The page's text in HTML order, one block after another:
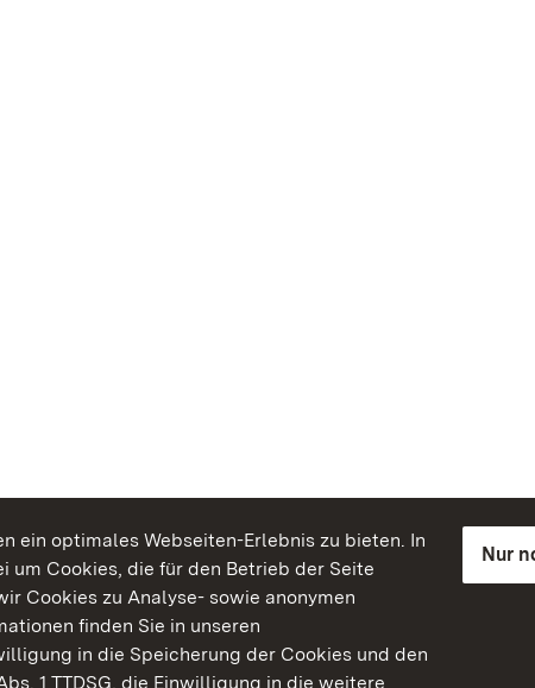
ein optimales Webseiten-Erlebnis zu bieten. In
um Cookies, die für den Betrieb der Seite
Cookies zu Analyse- sowie anonymen
finden Sie in unseren
in die Speicherung der Cookies und den
1 TTDSG, die Einwilligung in die weitere
Nur